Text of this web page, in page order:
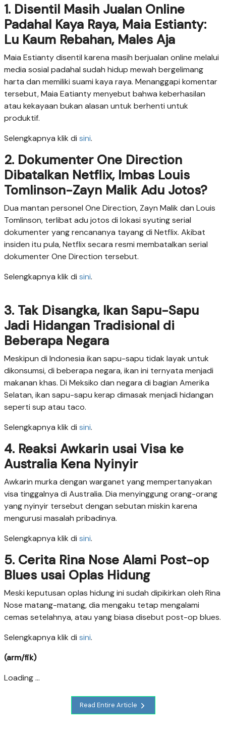
1. Disentil Masih Jualan Online
Padahal Kaya Raya, Maia Estianty:
Lu Kaum Rebahan, Males Aja
Maia Estianty disentil karena masih berjualan online melalui
media sosial padahal sudah hidup mewah bergelimang
harta dan memiliki suami kaya raya. Menanggapi komentar
tersebut, Maia Eatianty menyebut bahwa keberhasilan
atau kekayaan bukan alasan untuk berhenti untuk
produktif.
Selengkapnya klik di sini.
2. Dokumenter One Direction
Dibatalkan Netflix, Imbas Louis
Tomlinson-Zayn Malik Adu Jotos?
Dua mantan personel One Direction, Zayn Malik dan Louis
Tomlinson, terlibat adu jotos di lokasi syuting serial
dokumenter yang rencananya tayang di Netflix. Akibat
insiden itu pula, Netflix secara resmi membatalkan serial
dokumenter One Direction tersebut.
Selengkapnya klik di sini.
3. Tak Disangka, Ikan Sapu-Sapu
Jadi Hidangan Tradisional di
Beberapa Negara
Meskipun di Indonesia ikan sapu-sapu tidak layak untuk
dikonsumsi, di beberapa negara, ikan ini ternyata menjadi
makanan khas. Di Meksiko dan negara di bagian Amerika
Selatan, ikan sapu-sapu kerap dimasak menjadi hidangan
seperti sup atau taco.
Selengkapnya klik di sini.
4. Reaksi Awkarin usai Visa ke
Australia Kena Nyinyir
Awkarin murka dengan warganet yang mempertanyakan
visa tinggalnya di Australia. Dia menyinggung orang-orang
yang nyinyir tersebut dengan sebutan miskin karena
mengurusi masalah pribadinya.
Selengkapnya klik di sini.
5. Cerita Rina Nose Alami Post-op
Blues usai Oplas Hidung
Meski keputusan oplas hidung ini sudah dipikirkan oleh Rina
Nose matang-matang, dia mengaku tetap mengalami
cemas setelahnya, atau yang biasa disebut post-op blues.
Selengkapnya klik di sini.
(arm/fik)
Loading ...
Read Entire Article